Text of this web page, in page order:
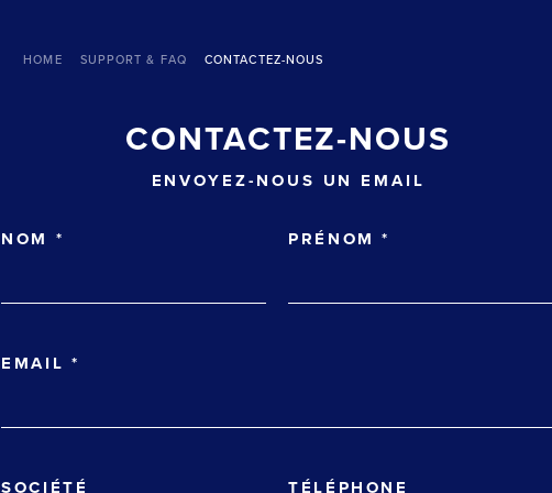
HOME SUPPORT & FAQ CONTACTEZ-NOUS
CONTACTEZ-NOUS
ENVOYEZ-NOUS UN EMAIL
NOM * PRÉNOM*
EMAIL *
SOCIÉTÉ TÉLÉPHONE